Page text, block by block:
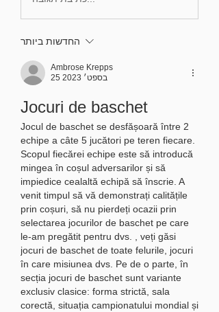
החדשות ביותר
Ambrose Krepps
25 בספט׳ 2023
Jocuri de baschet
Jocul de baschet se desfășoară între 2
echipe a câte 5 jucători pe teren fiecare.
Scopul fiecărei echipe este să introducă
mingea în coșul adversarilor și să
impiedice cealaltă echipă să înscrie. A
venit timpul să vă demonstrați calitățile
prin coșuri, să nu pierdeți ocazii prin
selectarea jocurilor de baschet pe care
le-am pregătit pentru dvs. , veți găsi
jocuri de baschet de toate felurile, jocuri
în care misiunea dvs. Pe de o parte, în
secția jocuri de baschet sunt variante
exclusiv clasice: forma strictă, sala
corectă, situația campionatului mondial și